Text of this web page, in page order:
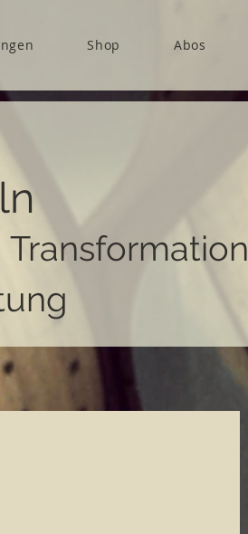
Shop Abos